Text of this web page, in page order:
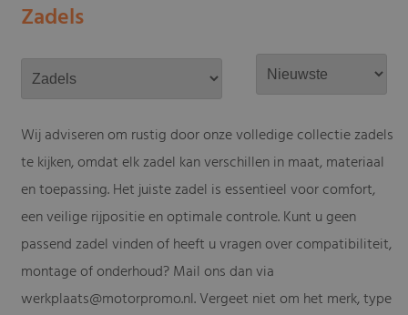
Zadels
Wij adviseren om rustig door onze volledige collectie zadels
te kijken, omdat elk zadel kan verschillen in maat, materiaal
en toepassing. Het juiste zadel is essentieel voor comfort,
een veilige rijpositie en optimale controle. Kunt u geen
passend zadel vinden of heeft u vragen over compatibiliteit,
montage of onderhoud? Mail ons dan via
werkplaats@motorpromo.nl. Vergeet niet om het merk, type